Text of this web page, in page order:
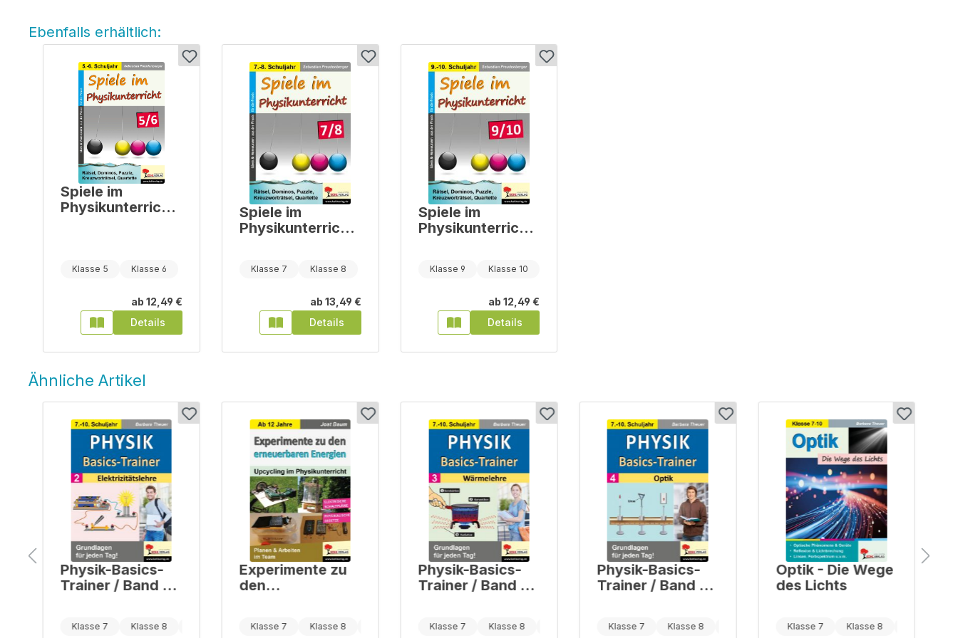
Ebenfalls erhältlich:
Spiele im
Physikunterricht
Klasse 5 Klasse 6
ab 12,49 €
Details
Spiele im
Physikunterricht
Klasse 7 Klasse 8
ab 13,49 €
Details
Spiele im
Physikunterricht
Klasse 9 Klasse 10
ab 12,49 €
Details
Ähnliche Artikel
Physik-Basics-
Trainer / Band 2:
Klasse 7 Klasse 8
Experimente zu
den
Klasse 7 Klasse 8
Physik-Basics-
Trainer / Band 3:
Klasse 7 Klasse 8
Physik-Basics-
Trainer / Band 4:
Klasse 7 Klasse 8
Optik - Die Wege
des Lichts
Klasse 7 Klasse 8